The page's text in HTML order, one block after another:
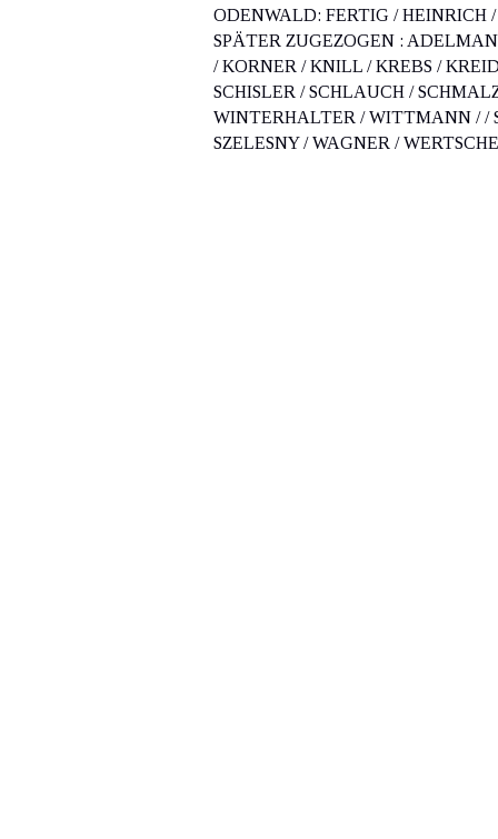
ODENWALD: FERTIG / HEINRICH
SPÄTER ZUGEZOGEN :
/ KORNER / KNILL / KREBS /
SCHISLER / SCHLAUCH /
WINTERHALTER / WITTMANN / /
SZELESNY / WAGNER /